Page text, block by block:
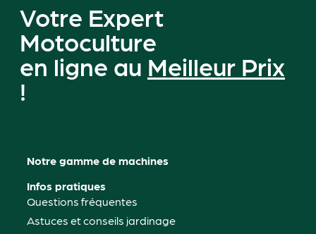
Votre Expert
Motoculture
en ligne au Meilleur Prix
!
Notre gamme de machines
Infos pratiques
Questions fréquentes
Astuces et conseils jardinage